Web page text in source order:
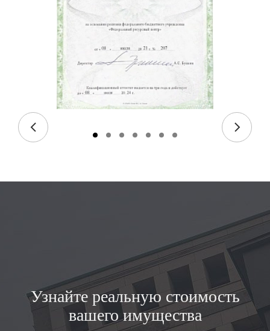
Узнайте реальную стоимость
вашего имущества